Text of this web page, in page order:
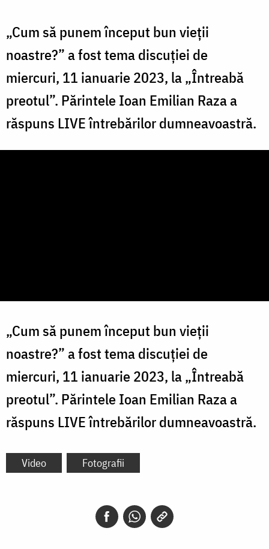
„Cum să punem început bun vieții
noastre?” a fost tema discuției de
miercuri, 11 ianuarie 2023, la „Întreabă
preotul”. Părintele Ioan Emilian Raza a
răspuns LIVE întrebărilor dumneavoastră.
„Cum să punem început bun vieții
noastre?” a fost tema discuției de
miercuri, 11 ianuarie 2023, la „Întreabă
preotul”. Părintele Ioan Emilian Raza a
răspuns LIVE întrebărilor dumneavoastră.
Video Fotografii